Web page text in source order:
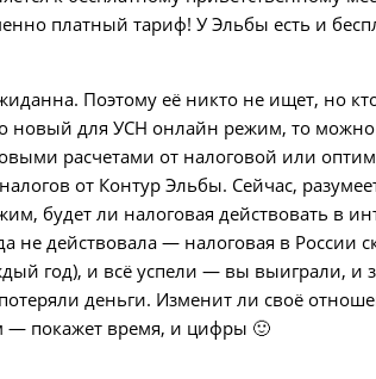
платный тариф! У Эльбы есть и
Поэтому её никто не ищет, но
новый для УСН онлайн режим, то можно
расчетами от налоговой или
от Контур Эльбы. Сейчас,
будет ли налоговая действовать в
не действовала — налоговая в России
год), и всё успели — вы выиграли, и
деньги. Изменит ли своё
— покажет время, и цифры 🙂